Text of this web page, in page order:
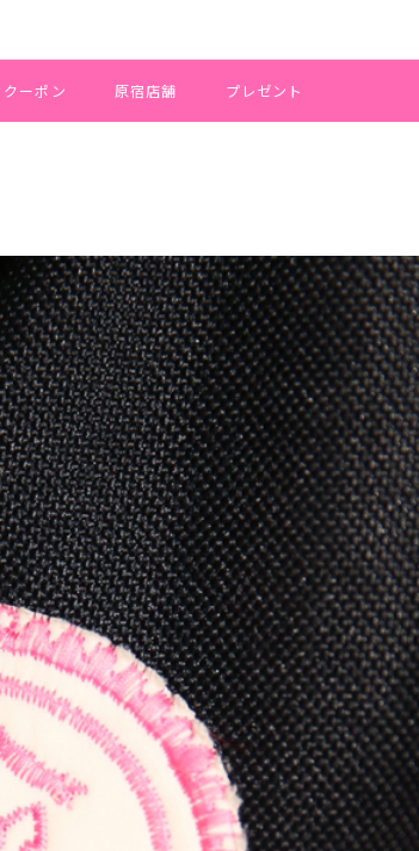
クーポン 原宿店舗 プレゼント